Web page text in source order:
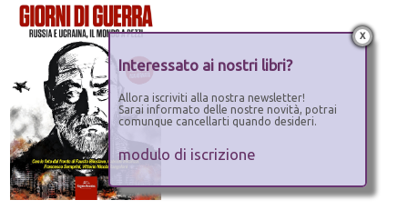
x
Interessato ai nostri libri?
Allora iscriviti alla nostra newsletter!
Sarai informato delle nostre novità, potrai
comunque cancellarti quando desideri.
modulo di iscrizione